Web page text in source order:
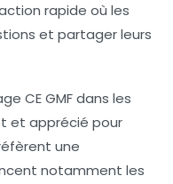
rapide où les
et partager leurs
CE GMFdans les
et apprécié pour
une
notamment les